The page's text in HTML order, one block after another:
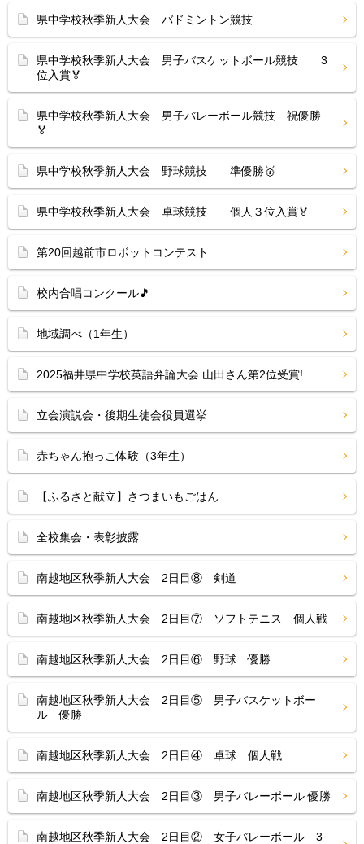
県中学校秋季新人大会 バドミントン競技
県中学校秋季新人大会 男子バスケットボール競技 3
位入賞🏅
県中学校秋季新人大会 男子バレーボール競技 祝優勝
🏅
県中学校秋季新人大会 野球競技 準優勝🥇
県中学校秋季新人大会 卓球競技 個人３位入賞🏅
第20回越前市ロボットコンテスト
校内合唱コンクール🎵
地域調べ（1年生）
2025福井県中学校英語弁論大会 山田さん第2位受賞!
立会演説会・後期生徒会役員選挙
赤ちゃん抱っこ体験（3年生）
【ふるさと献立】さつまいもごはん
全校集会・表彰披露
南越地区秋季新人大会 2日目⑧ 剣道
南越地区秋季新人大会 2日目⑦ ソフトテニス 個人戦
南越地区秋季新人大会 2日目⑥ 野球 優勝
南越地区秋季新人大会 2日目⑤ 男子バスケットボー
ル 優勝
南越地区秋季新人大会 2日目④ 卓球 個人戦
南越地区秋季新人大会 2日目③ 男子バレーボール 優勝
南越地区秋季新人大会 2日目② 女子バレーボール 3